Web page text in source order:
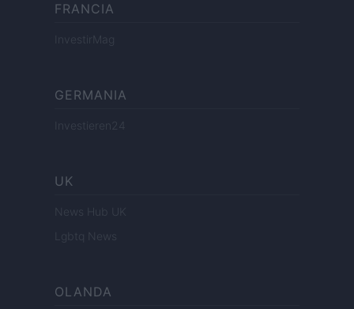
FRANCIA
InvestirMag
GERMANIA
Investieren24
UK
News Hub UK
Lgbtq News
OLANDA